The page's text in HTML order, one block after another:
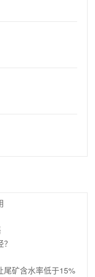
尾矿含水率低于15%